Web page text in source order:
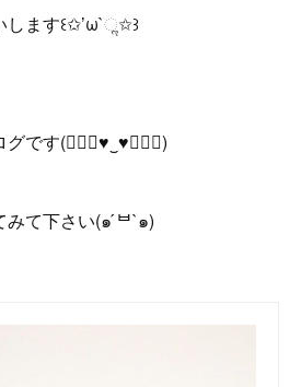
します꒰✩’ω`ૢ✩꒱
ログです(๑⃙⃘♥‿♥๑⃙⃘)
て下さい(๑ ́ᄇ`๑)